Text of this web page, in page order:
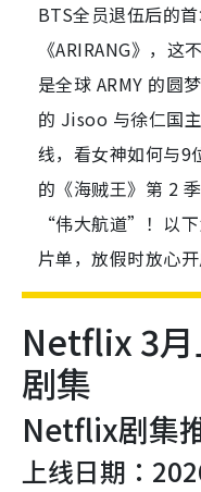
BTS全员退伍后的
《ARIRANG》，
是全球 ARMY 的圆
的 Jisoo 与徐仁国
线，看女神如何与9
的《海贼王》第 2
“伟大航道”！以
片单，放假时放心开
Netflix 3月
剧集
Netflix剧集
上线日期：